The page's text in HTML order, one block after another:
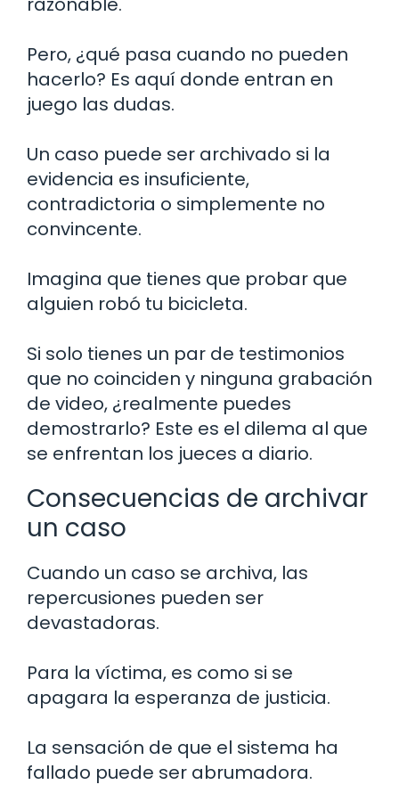
Pero, ¿qué pasa cuando no pueden
hacerlo? Es aquí donde entran en
juego las dudas.
Un caso puede ser archivado si la
evidencia es insuficiente,
contradictoria o simplemente no
convincente.
Imagina que tienes que probar que
alguien robó tu bicicleta.
Si solo tienes un par de testimonios
que no coinciden y ninguna grabación
de video, ¿realmente puedes
demostrarlo? Este es el dilema al que
se enfrentan los jueces a diario.
Consecuencias de archivar
un caso
Cuando un caso se archiva, las
repercusiones pueden ser
devastadoras.
Para la víctima, es como si se
apagara la esperanza de justicia.
La sensación de que el sistema ha
fallado puede ser abrumadora.